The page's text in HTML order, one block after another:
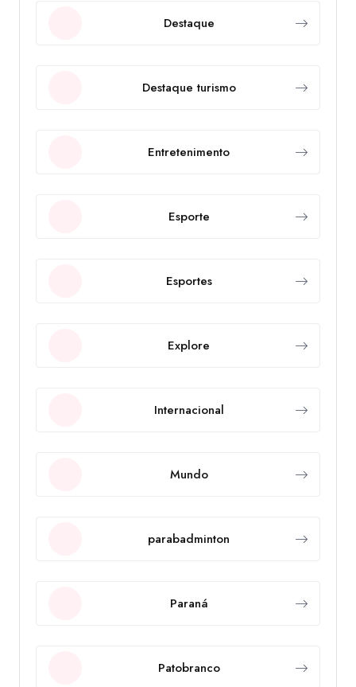
Destaque
Destaque turismo
Entretenimento
Esporte
Esportes
Explore
Internacional
Mundo
parabadminton
Paraná
Patobranco